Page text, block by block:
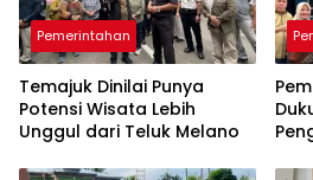
Pemerintahan
Temajuk Dinilai Punya
Potensi Wisata Lebih
Unggul dari Teluk Melano